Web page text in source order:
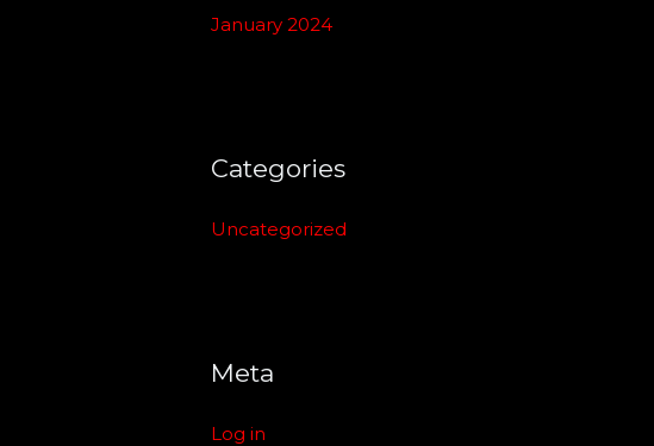
January 2024
Categories
Uncategorized
Meta
Log in